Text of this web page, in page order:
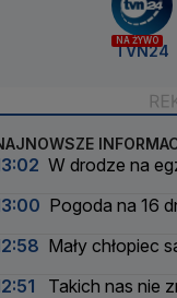
NA ŻYWO
TVN24
W drodze na
Pogoda na 16
Mały chłopiec
Takich nas nie